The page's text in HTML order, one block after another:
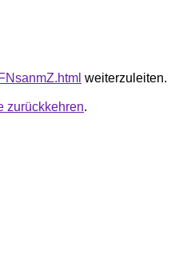
weiterzuleiten.
zurückkehren.